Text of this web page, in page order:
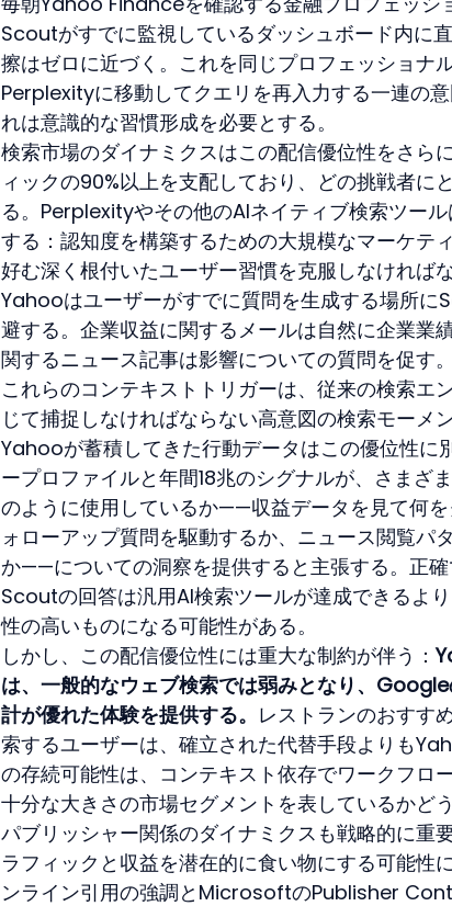
Scoutがすでに監視しているダッシュボード内に
擦はゼロに近づく。これを同じプロフェッショナ
Perplexityに移動してクエリを再入力する一連の
れは意識的な習慣形成を必要とする。
検索市場のダイナミクスはこの配信優位性をさ
ィックの90%以上を支配しており、どの挑戦者に
る。Perplexityやその他のAIネイティブ検索ツー
する：認知度を構築するための大規模なマーケ
好む深く根付いたユーザー習慣を克服しなければな
Yahooはユーザーがすでに質問を生成する場所
避する。企業収益に関するメールは自然に企業業
関するニュース記事は影響についての質問を促す
これらのコンテキストトリガーは、従来の検索エ
じて捕捉しなければならない高意図の検索モーメ
Yahooが蓄積してきた行動データはこの優位性
ープロファイルと年間18兆のシグナルが、さまざ
のように使用しているか——収益データを見て何
ォローアップ質問を駆動するか、ニュース閲覧パ
か——についての洞察を提供すると主張する。正確
Scoutの回答は汎用AI検索ツールが達成できるよ
性の高いものになる可能性がある。
しかし、この配信優位性には重大な制約が伴う：
は、一般的なウェブ検索では弱みとなり、
計が優れた体験を提供する。 レストランのおすす
索するユーザーは、確立された代替手段よりも
の存続可能性は、コンテキスト依存でワークフロ
十分な大きさの市場セグメントを表しているかど
パブリッシャー関係のダイナミクスも戦略的に重
ラフィックと収益を潜在的に食い物にする可能性
ンライン引用の強調とMicrosoftのPublisher